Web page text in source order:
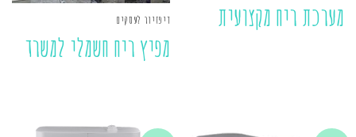
מערכת ריח מקצועית דיפזיור לעסקים
מפיץ ריח חשמלי למשרד